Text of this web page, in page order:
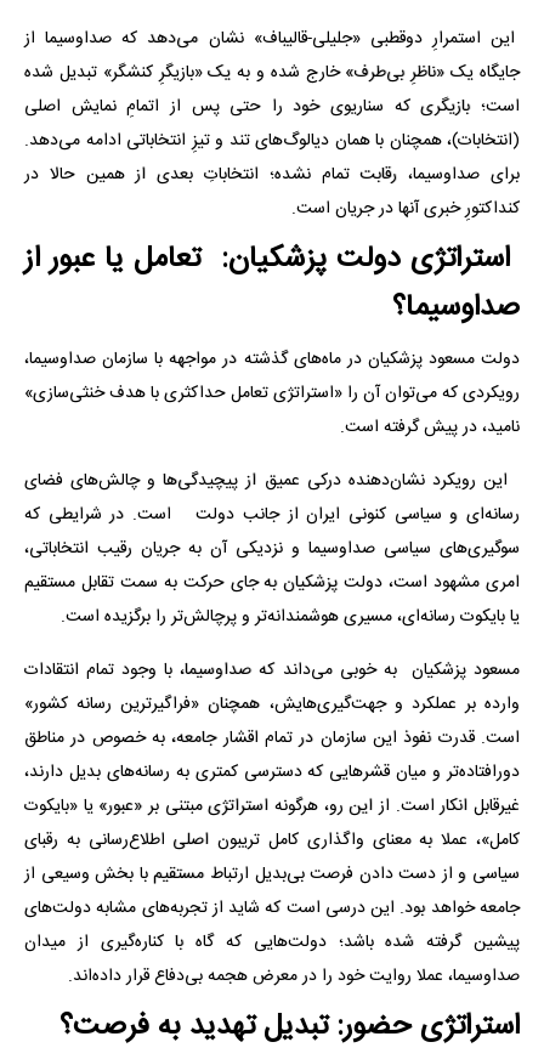
این استمرارِ دوقطبی «جلیلی-قالیباف» نشان می‌دهد که صداوسیما از
جایگاه یک «ناظرِ بی‌طرف» خارج شده و به یک «بازیگرِ کنشگر» تبدیل شده
است؛ بازیگری که سناریوی خود را حتی پس از اتمامِ نمایش اصلی
(انتخابات)، همچنان با همان دیالوگ‌های تند و تیزِ انتخاباتی ادامه می‌دهد.
برای صداوسیما، رقابت تمام نشده؛ انتخاباتِ بعدی از همین حالا در
کنداکتورِ خبری آنها در جریان است.
‌ استراتژی دولت پزشکیان: تعامل یا عبور از
صداوسیما؟
دولت مسعود پزشکیان در ماه‌های گذشته در مواجهه با سازمان صداوسیما،
رویکردی که می‌توان آن را «استراتژی تعامل حداکثری با هدف خنثی‌سازی»
نامید، در پیش گرفته است.
این رویکرد نشان‌دهنده درکی عمیق از پیچیدگی‌ها و چالش‌های فضای
رسانه‌ای و سیاسی کنونی ایران از جانب دولت است. در شرایطی که
سوگیری‌های سیاسی صداوسیما و نزدیکی آن به جریان رقیب انتخاباتی،
امری مشهود است، دولت پزشکیان به جای حرکت به سمت تقابل مستقیم
یا بایکوت رسانه‌ای، مسیری هوشمندانه‌تر و پرچالش‌تر را برگزیده است.
مسعود پزشکیان به خوبی می‌داند که صداوسیما، با وجود تمام انتقادات
وارده بر عملکرد و جهت‌گیری‌هایش، همچنان «فراگیرترین رسانه کشور»
است. قدرت نفوذ این سازمان در تمام اقشار جامعه، به خصوص در مناطق
دورافتاده‌تر و میان قشرهایی که دسترسی کمتری به رسانه‌های بدیل دارند،
غیرقابل انکار است. از این رو، هرگونه استراتژی مبتنی بر «عبور» یا «بایکوت
کامل»، عملا به معنای واگذاری کامل تریبون اصلی اطلاع‌رسانی به رقبای
سیاسی و از دست دادن فرصت بی‌بدیل ارتباط مستقیم با بخش وسیعی از
جامعه خواهد بود. این درسی است که شاید از تجربه‌های مشابه دولت‌های
پیشین گرفته شده باشد؛ دولت‌هایی که گاه با کناره‌گیری از میدان
صداوسیما، عملا روایت خود را در معرض هجمه بی‌دفاع قرار داده‌اند.
‌استراتژی حضور: تبدیل تهدید به فرصت؟